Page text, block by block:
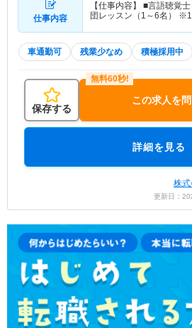
仕事内容
【仕事内容】 ■言語聴覚
団レッスン（1～6名）
車通勤可 残業少なめ 積極採用中
保存する
この求人を
詳細を見る
株
更新日：